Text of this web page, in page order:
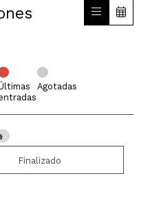
Agotadas
Finalizado